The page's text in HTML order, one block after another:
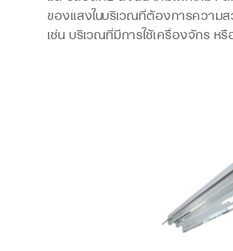
ของแสงในบริเวณที่ต้องการความ
เช่น บริเวณที่มีการใช้เครื่องจัก